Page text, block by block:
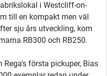
i Westcliff-on-
till en kompakt men väl
sju års utveckling, kom
RB300 och RB250.
Rega's första pickuper, Bias